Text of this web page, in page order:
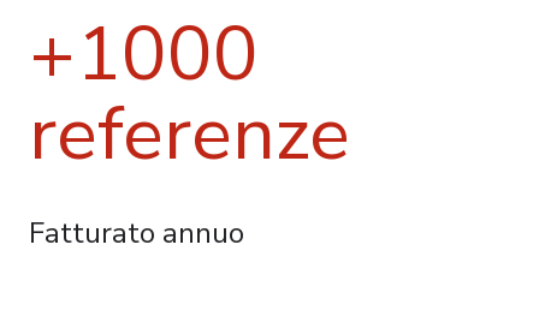
+1000
referenze
Fatturato annuo